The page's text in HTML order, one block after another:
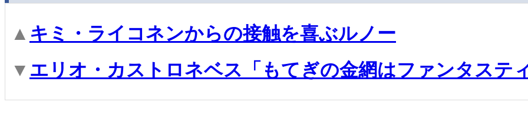
▲ キミ・ライコネンからの接触を喜ぶルノー
▼ エリオ・カストロネベス「もてぎの金網はファンタステ